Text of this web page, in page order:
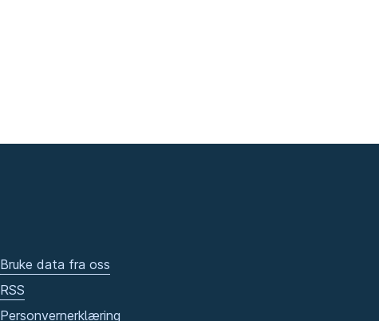
Bruke data fra oss
RSS
Personvernerklæring